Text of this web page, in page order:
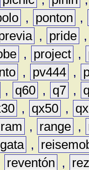
, ponton
,
, pride
, project ,
, pv444 ,
, q60 , q7 ,
, qx50 ,
ram , range ,
,
reventón ,